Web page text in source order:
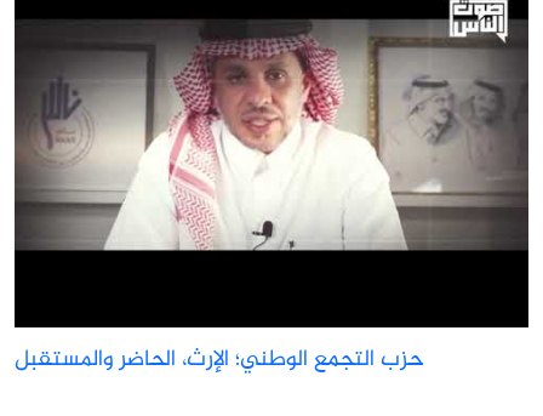
حزب التجمع الوطني؛ الإرث، الحاضر والمستقبل